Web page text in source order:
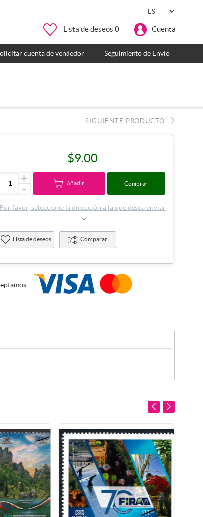
Lista de deseos 0 Cuenta
cuenta de vendedor Seguimiento de Envío
SIGUIENTE PRODUCTO
$9.00
+
- Añadir Comprar
Por favor, seleccione la dirección a la que desea enviar
Lista de deseos Comparar